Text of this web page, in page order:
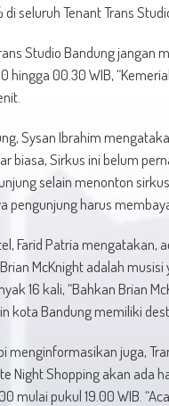
seluruh Tenant Trans
Studio Bandung jangan
hingga 00.30 WIB,
Sysan Ibrahim
biasa, Sirkus ini belum
selain menonton
pengunjung harus
Farid Patria mengatakan,
McKnight adalah
16 kali, “Bahkan Brian
kota Bandung memiliki
menginformasikan juga,
Night Shopping akan ada
mulai pukul 19.00 WIB.